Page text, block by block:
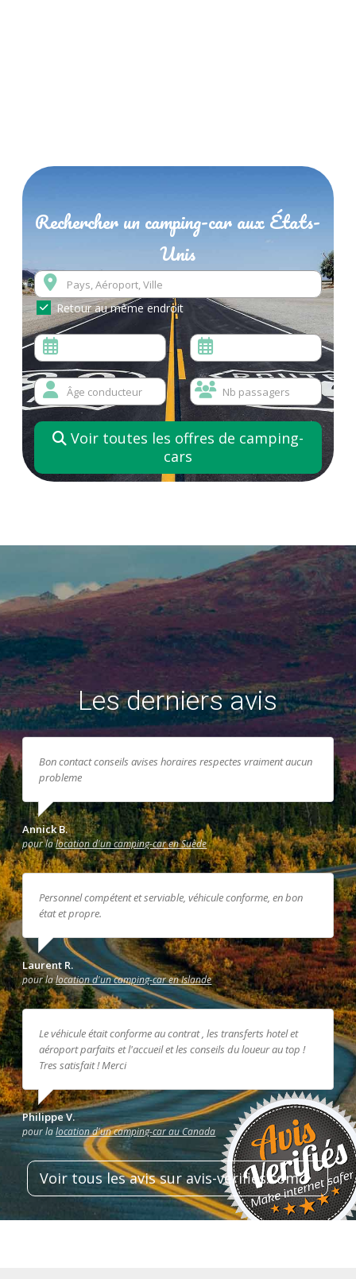
Rechercher un camping-car aux États-
Unis
Retour au même endroit
Voir toutes les offres de camping-
cars
Les derniers avis
Bon contact conseils avises horaires respectes vraiment aucun
probleme
Annick B.
pour lalocation d'un camping-car en Suède
Personnel compétent et serviable, véhicule conforme, en bon
état et propre.
Laurent R.
pour lalocation d'un camping-car en Islande
Le véhicule était conforme au contrat , les transferts hotel et
aéroport parfaits et l'accueil et les conseils du loueur au top !
Tres satisfait ! Merci
Philippe V.
pour lalocation d'un camping-car au Canada
Voir tous les avis sur avis-verifies.com